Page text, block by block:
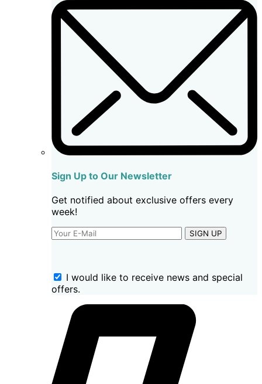
Sign Up to Our Newsletter
Get notified about exclusive offers every
week!
SIGN UP
I would like to receive news and special
offers.